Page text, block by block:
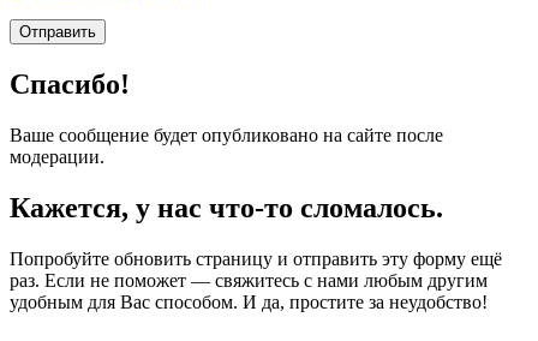
Отправить
Спасибо!
Ваше сообщение будет опубликовано на сайте после
модерации.
Кажется, у нас что-то сломалось.
Попробуйте обновить страницу и отправить эту форму ещё
раз. Если не поможет — свяжитесь с нами любым другим
удобным для Вас способом. И да, простите за неудобство!